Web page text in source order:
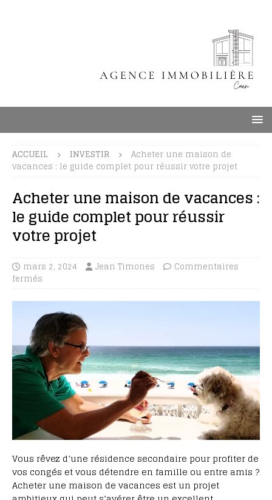
ACCUEIL INVESTIR
Acheter une maison de
vacances : le guide complet pour réussir votre projet
Acheter une maison de vacances :
le guide complet pour réussir
votre projet
mars 2, 2024 Jean Timones
Commentaires
fermés
Vous rêvez d’une résidence secondaire pour profiter de
vos congés et vous détendre en famille ou entre amis ?
Acheter une maison de vacances est un projet